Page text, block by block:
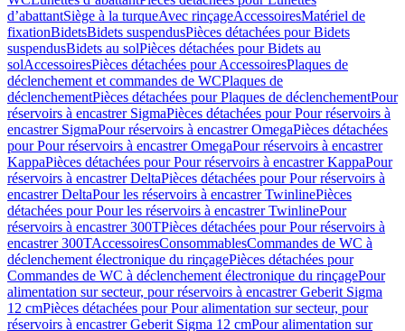
d’abattantSiège à la turqueAvec rinçageAccessoiresMatériel de
fixationBidetsBidets suspendusPièces détachées pour Bidets
suspendusBidets au solPièces détachées pour Bidets au
solAccessoiresPièces détachées pour AccessoiresPlaques de
déclenchement et commandes de WCPlaques de
déclenchementPièces détachées pour Plaques de déclenchementPour
réservoirs à encastrer SigmaPièces détachées pour Pour réservoirs à
encastrer SigmaPour réservoirs à encastrer OmegaPièces détachées
pour Pour réservoirs à encastrer OmegaPour réservoirs à encastrer
KappaPièces détachées pour Pour réservoirs à encastrer KappaPour
réservoirs à encastrer DeltaPièces détachées pour Pour réservoirs à
encastrer DeltaPour les réservoirs à encastrer TwinlinePièces
détachées pour Pour les réservoirs à encastrer TwinlinePour
réservoirs à encastrer 300TPièces détachées pour Pour réservoirs à
encastrer 300TAccessoiresConsommablesCommandes de WC à
déclenchement électronique du rinçagePièces détachées pour
Commandes de WC à déclenchement électronique du rinçagePour
alimentation sur secteur, pour réservoirs à encastrer Geberit Sigma
12 cmPièces détachées pour Pour alimentation sur secteur, pour
réservoirs à encastrer Geberit Sigma 12 cmPour alimentation sur